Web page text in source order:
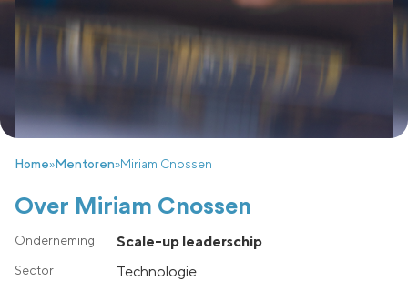
Home»Mentoren»Miriam Cnossen
Over Miriam Cnossen
Scale-up leaderschip
Technologie